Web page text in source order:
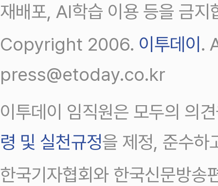
재배포, AI학습 이용 등을 금지
Copyright 2006. 이투데이.
press@etoday.co.kr
이투데이 임직원은 모두의 의
령 및 실천규정을 제정, 준수하
한국기자협회와 한국신문방송